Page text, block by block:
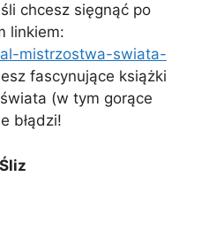
chcesz sięgnąć po
linkiem:
mistrzostwa-swiata-
fascynujące książki
(w tym gorące
błądzi!